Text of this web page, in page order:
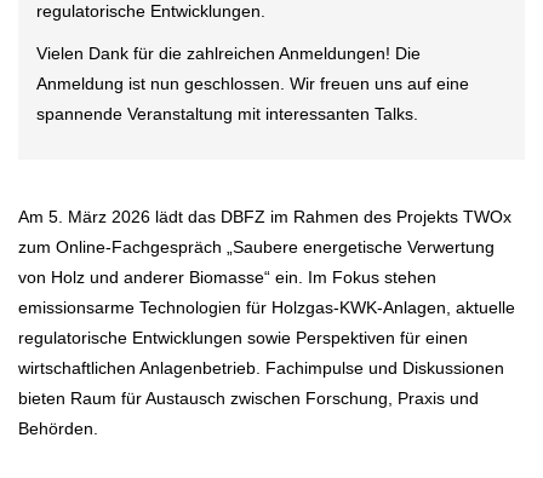
regulatorische Entwicklungen.
Vielen Dank für die zahlreichen Anmeldungen! Die
Anmeldung ist nun geschlossen. Wir freuen uns auf eine
spannende Veranstaltung mit interessanten Talks.
Am 5. März 2026 lädt das DBFZ im Rahmen des Projekts TWOx
zum Online-Fachgespräch „Saubere energetische Verwertung
von Holz und anderer Biomasse“ ein. Im Fokus stehen
emissionsarme Technologien für Holzgas-KWK-Anlagen, aktuelle
regulatorische Entwicklungen sowie Perspektiven für einen
wirtschaftlichen Anlagenbetrieb. Fachimpulse und Diskussionen
bieten Raum für Austausch zwischen Forschung, Praxis und
Behörden.